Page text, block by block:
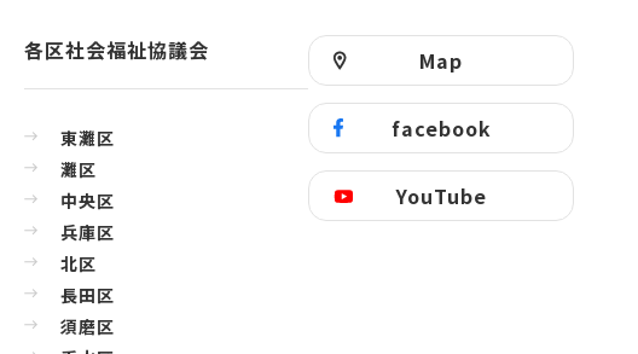
各区社会福祉協議会
東灘区
灘区
中央区
兵庫区
北区
長田区
須磨区
Map
facebook
YouTube